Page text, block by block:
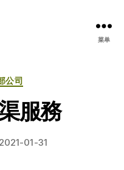
菜单
公司
服務
2021-01-31